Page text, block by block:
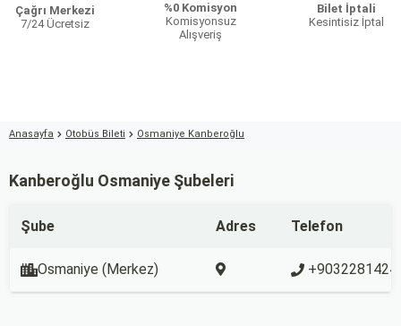
Çağrı Merkezi
7/24 Ücretsiz
%0 Komisyon
Komisyonsuz
Alışveriş
Bilet İptali
Kesintisiz İptal
Anasayfa Otobüs Bileti Osmaniye Kanberoğlu
Kanberoğlu Osmaniye Şubeleri
Şube Adres Telefon
Osmaniye (Merkez)